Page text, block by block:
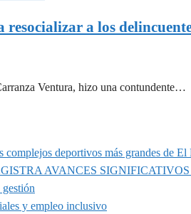
a los
Ventura, hizo una contundente…
deportivos más grandes de El
AVANCES
y empleo inclusivo